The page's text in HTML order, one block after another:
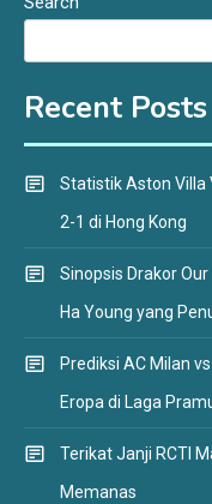
Recent Posts
Statistik Aston Villa
2-1 di Hong Kong
Sinopsis Drakor
Ha Young yang
Prediksi AC Milan
Eropa di Laga
Terikat Janji RCTI
Memanas